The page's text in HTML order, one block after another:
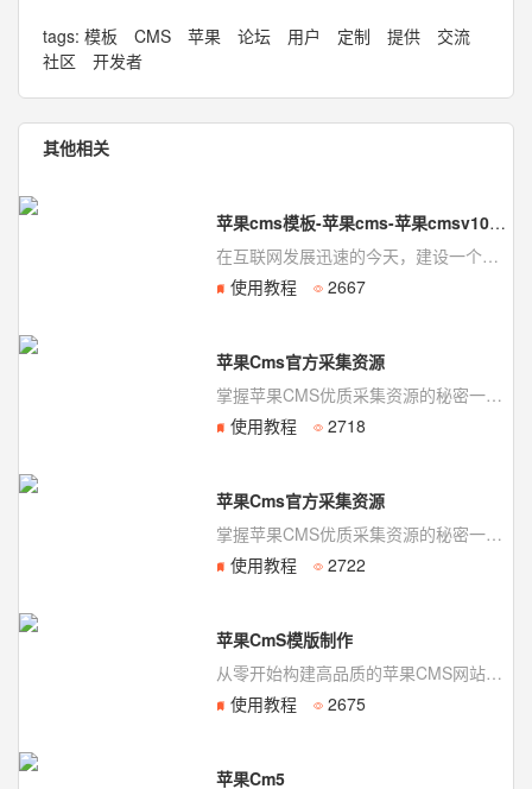
tags: 模板 CMS 苹果 论坛 用户 定制 提供
交流
社区
开发者
其他相关
苹果cms模板-苹果cms-苹果cmsv10模板-模板狗
在互联网发展迅速的今天，建设一个高质量的网站已经成为许多人的追求。而选择适合自己的CMS系...
使用教程
2667
苹果Cms官方采集资源
掌握苹果CMS优质采集资源的秘密一、苹果CMS简介苹果CMS是一款优秀的开源视频管理...
使用教程
2718
苹果Cms官方采集资源
掌握苹果CMS优质采集资源的秘密一、苹果CMS简介苹果CMS是一款优秀的开源视频管理...
使用教程
2722
苹果CmS模版制作
从零开始构建高品质的苹果CMS网站模板一、苹果CMS简介苹果CMS是一款开源、免费的...
使用教程
2675
苹果Cm5